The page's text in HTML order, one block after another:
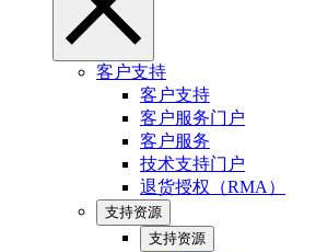
客户支持
客户支持
客户服务门户
客户服务
技术支持门户
退货授权（RMA）
支持资源
支持资源